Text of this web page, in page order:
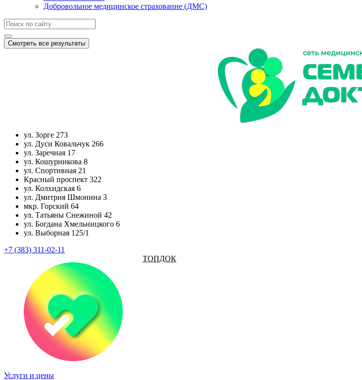
Добровольное медицинское страхование (ДМС)
Смотреть все результаты
ул. Зорге 273
ул. Дуси Ковальчук 266
ул. Заречная 17
ул. Кошурникова 8
ул. Спортивная 21
Красный проспект 322
ул. Колхидская 6
ул. Дмитрия Шмонина 3
мкр. Горский 64
ул. Татьяны Снежиной 42
ул. Богдана Хмельницкого 6
ул. Выборная 125/1
+7 (383) 311-02-11
ТОПДОК
Услуги и цены